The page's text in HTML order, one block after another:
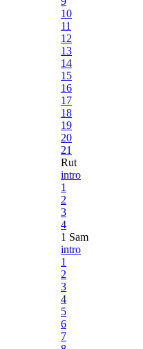
10
11
12
13
14
15
16
17
18
19
20
21
Rut
intro
1
2
3
4
1 Sam
intro
1
2
3
4
5
6
7